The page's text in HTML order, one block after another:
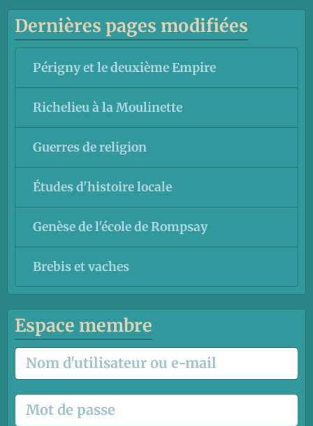
Dernières pages modifiées
Périgny et le deuxième Empire
Richelieu à la Moulinette
Guerres de religion
Études d'histoire locale
Genèse de l'école de Rompsay
Brebis et vaches
Espace membre